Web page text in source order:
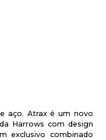
aço. Atrax é um novo
Harrows com design
exclusivo combinado